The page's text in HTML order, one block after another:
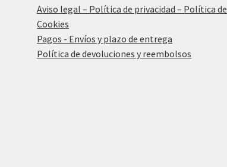
Aviso legal – Política de privacidad – Política de
Cookies
Pagos - Envíos y plazo de entrega
Política de devoluciones y reembolsos